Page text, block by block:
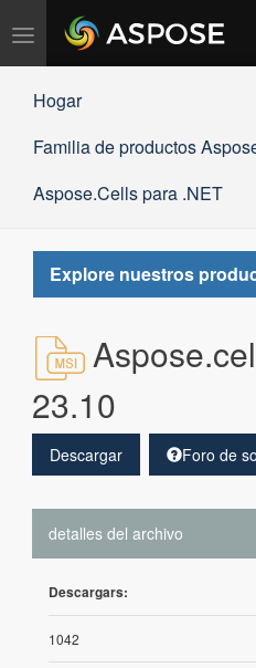
Alternar
navegación
Hogar
Familia de productos
Aspose.Cells para .NET
Explore nuestros
23.10
Descargar Foro de
detalles del archivo
Descargars:
1042